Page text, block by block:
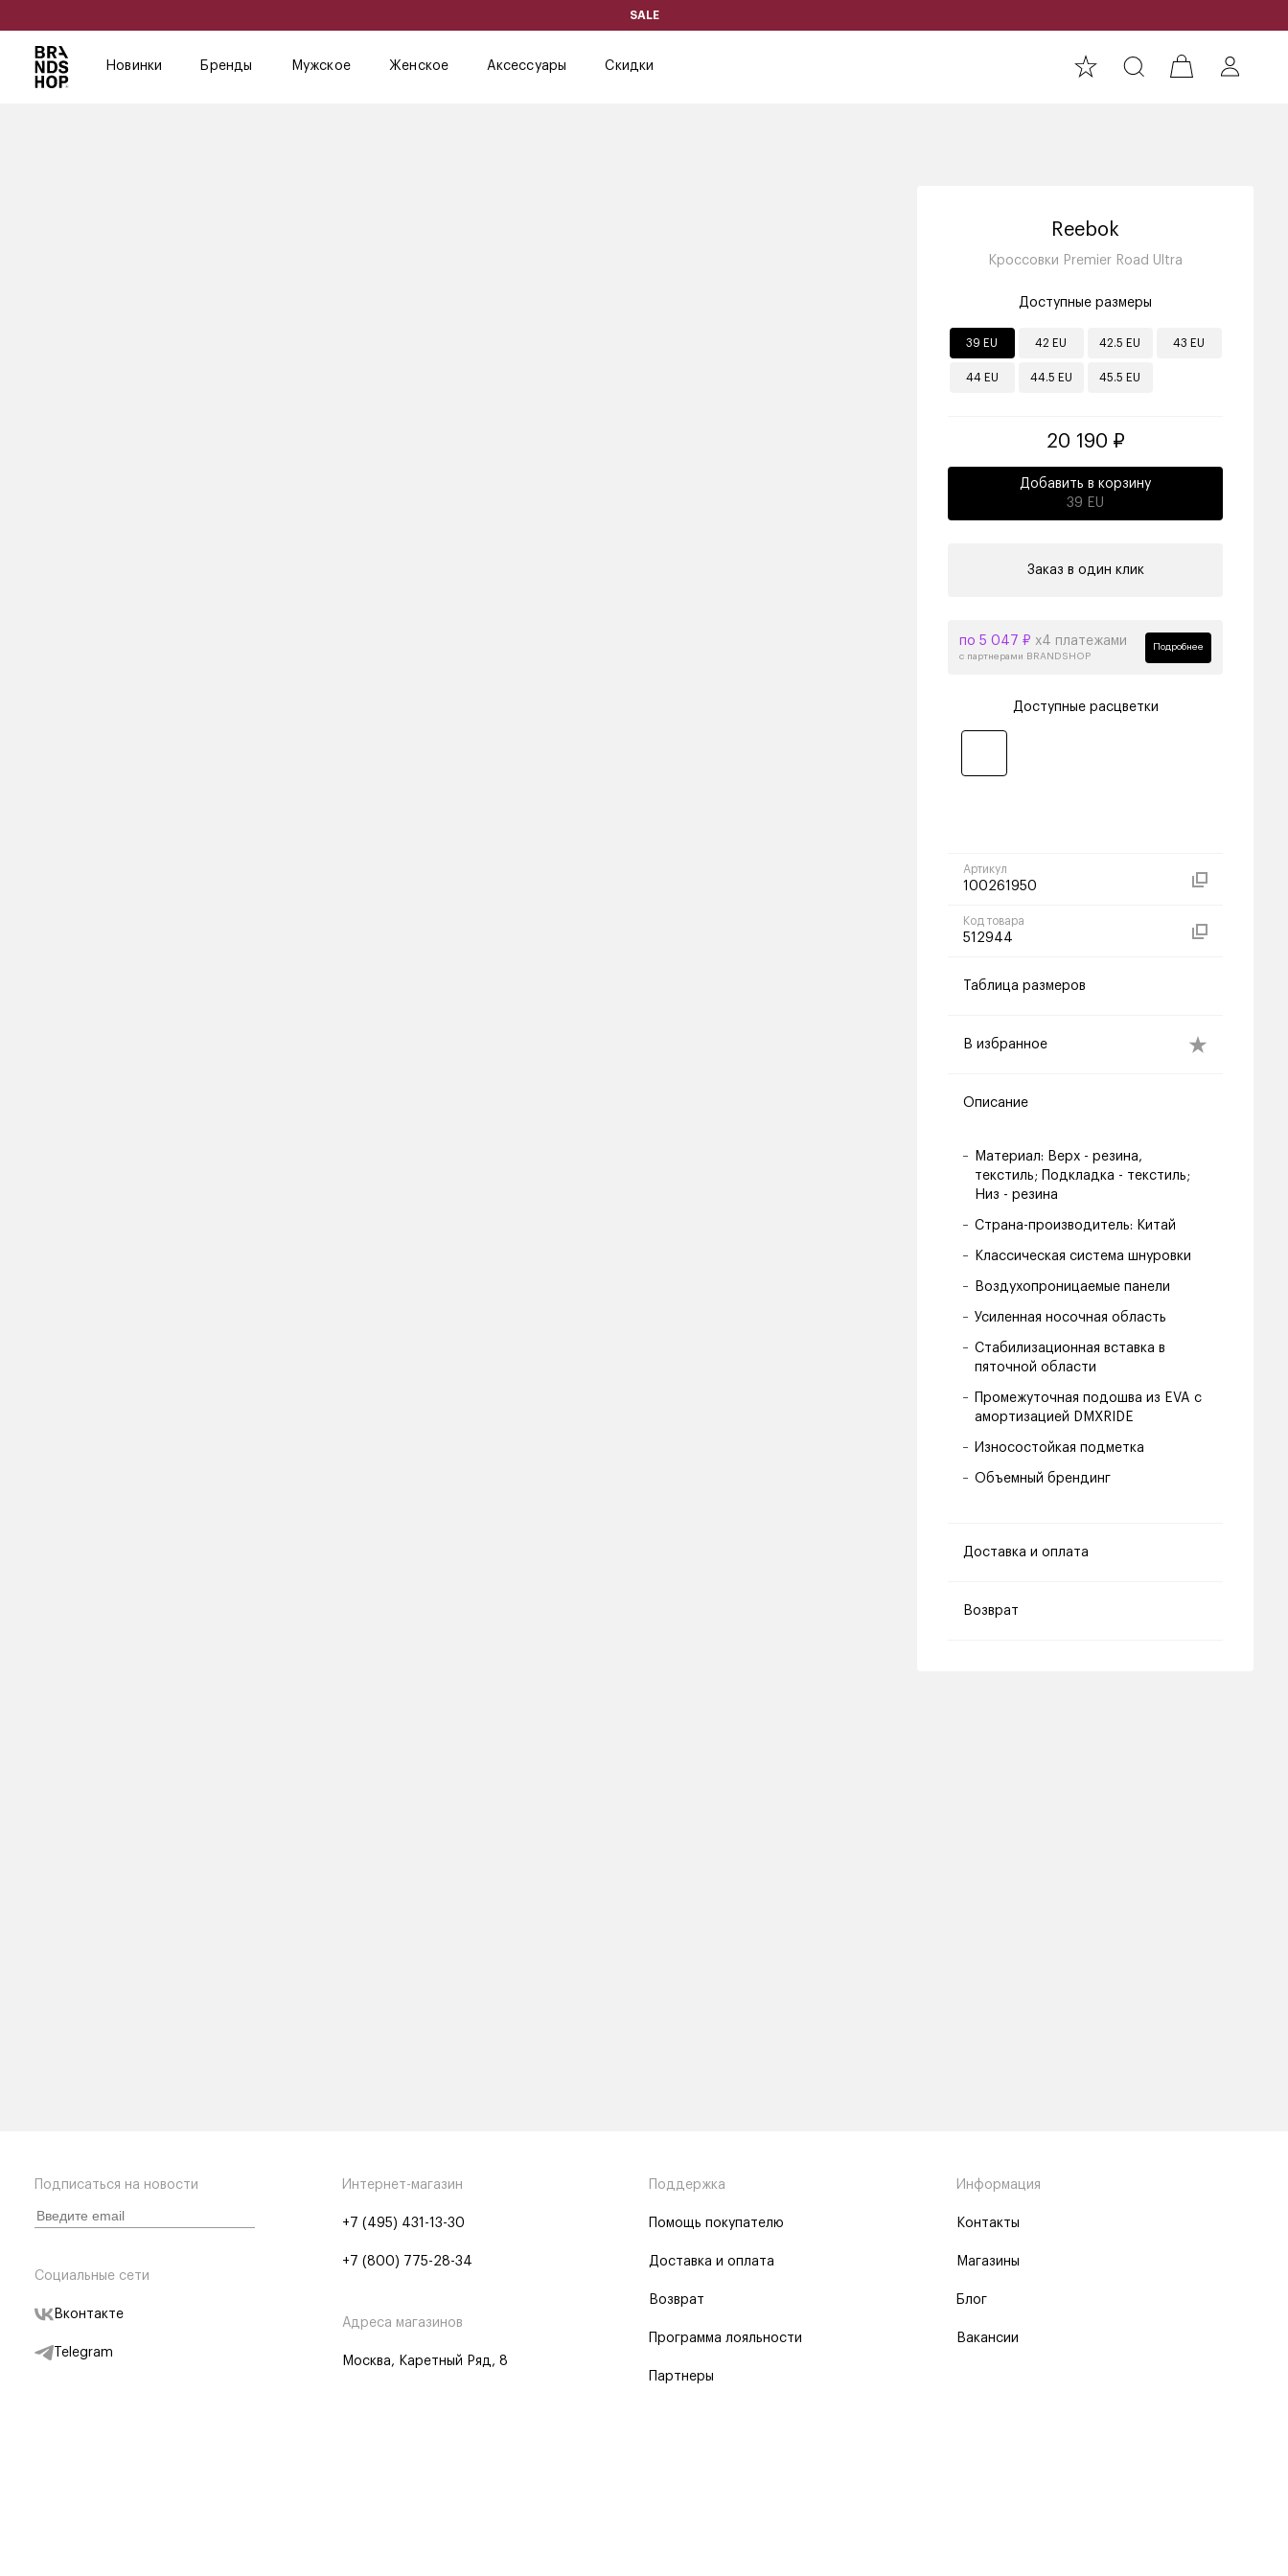
SALE
Новинки Бренды Мужское Женское Аксессуары Скидки
Reebok
Кроссовки Premier Road Ultra
Доступные размеры
39 EU 42 EU 42.5 EU 43 EU
44 EU 44.5 EU 45.5 EU
20 190 ₽
Добавить в корзину
39 EU
Заказ в один клик
по 5 047 ₽ х4 платежами
с партнерами BRANDSHOP
Подробнее
Доступные расцветки
Артикул
100261950
Код товара
512944
Таблица размеров
В избранное
Описание
Материал: Верх - резина,
текстиль; Подкладка - текстиль;
Низ - резина
Страна-производитель: Китай
Классическая система шнуровки
Воздухопроницаемые панели
Усиленная носочная область
Стабилизационная вставка в
пяточной области
Промежуточная подошва из EVA с
амортизацией DMXRIDE
Износостойкая подметка
Объемный брендинг
Доставка и оплата
Возврат
Подписаться на новости
Социальные сети
Вконтакте
Telegram
Интернет-магазин
+7 (495) 431-13-30
+7 (800) 775-28-34
Адреса магазинов
Москва, Каретный Ряд, 8
Поддержка
Помощь покупателю
Доставка и оплата
Возврат
Программа лояльности
Партнеры
Информация
Контакты
Магазины
Блог
Вакансии